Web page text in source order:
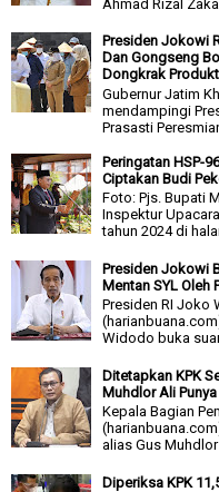
Ahmad Rizal
Presiden Jokowi
Dan Gongseng
Dongkrak
Gubernur Jatim
mendampingi
Prasasti
Peringatan HSP-
Ciptakan Budi
Foto: Pjs. Bupati
Inspektur
tahun 2024 di
Presiden Jokowi
Mentan SYL Oleh
Presiden RI Joko
Widodo buka
Ditetapkan KPK
Muhdlor Ali
Kepala Bagian
alias Gus
Diperiksa KPK